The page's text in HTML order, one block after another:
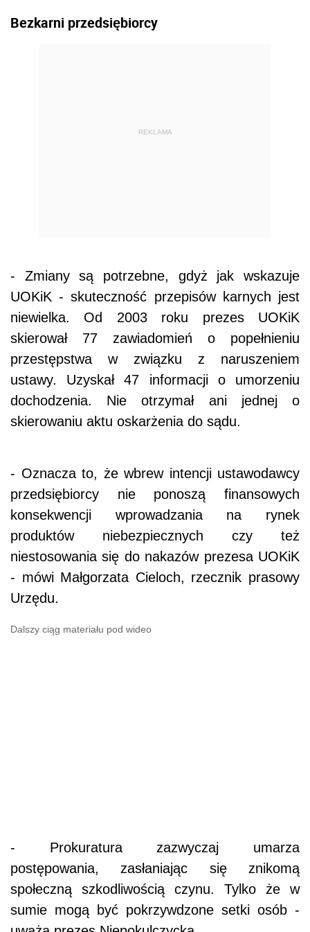
Bezkarni przedsiębiorcy
REKLAMA
- Zmiany są potrzebne, gdyż jak wskazuje
UOKiK - skuteczność przepisów karnych jest
niewielka. Od 2003 roku prezes UOKiK
skierował 77 zawiadomień o popełnieniu
przestępstwa w związku z naruszeniem
ustawy. Uzyskał 47 informacji o umorzeniu
dochodzenia. Nie otrzymał ani jednej o
skierowaniu aktu oskarżenia do sądu.
- Oznacza to, że wbrew intencji ustawodawcy
przedsiębiorcy nie ponoszą finansowych
konsekwencji wprowadzania na rynek
produktów niebezpiecznych czy też
niestosowania się do nakazów prezesa UOKiK
- mówi Małgorzata Cieloch, rzecznik prasowy
Urzędu.
Dalszy ciąg materiału pod wideo
- Prokuratura zazwyczaj umarza
postępowania, zasłaniając się znikomą
społeczną szkodliwością czynu. Tylko że w
sumie mogą być pokrzywdzone setki osób -